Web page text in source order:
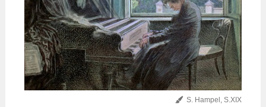
S. Hampel, S.XIX